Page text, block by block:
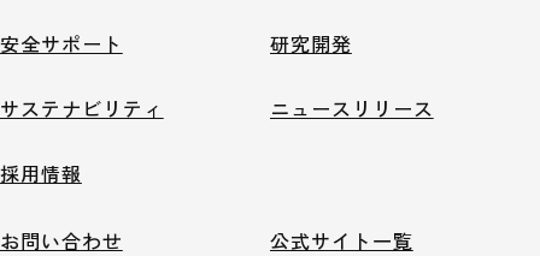
安全サポート 研究開発
サステナビリティ ニュースリリース
採用情報
お問い合わせ 公式サイト一覧